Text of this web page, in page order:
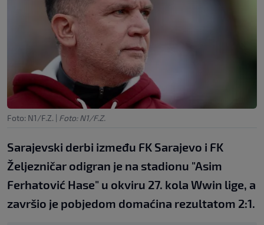
Foto: N1/F.Z. | Foto: N1/F.Z.
Sarajevski derbi između FK Sarajevo i FK
Željezničar odigran je na stadionu "Asim
Ferhatović Hase" u okviru 27. kola Wwin lige, a
završio je pobjedom domaćina rezultatom 2:1.